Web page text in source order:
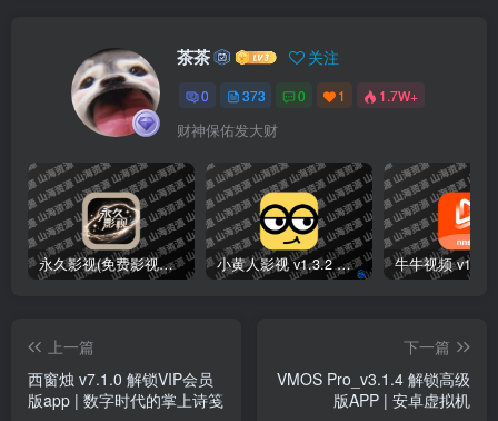
茶茶 关注
0 373 0 1 1.7W+
财神保佑发大财
永久影视(免费影视播放软件)v1.1.8 解锁去广告纯净版 小黄人影视 v1.3.2 免费高清影视剧集短剧去广告纯净版
上一篇
西窗烛 v7.1.0 解锁VIP会员
版app | 数字时代的掌上诗笺
下一篇
VMOS Pro_v3.1.4 解锁高级
版APP | 安卓虚拟机